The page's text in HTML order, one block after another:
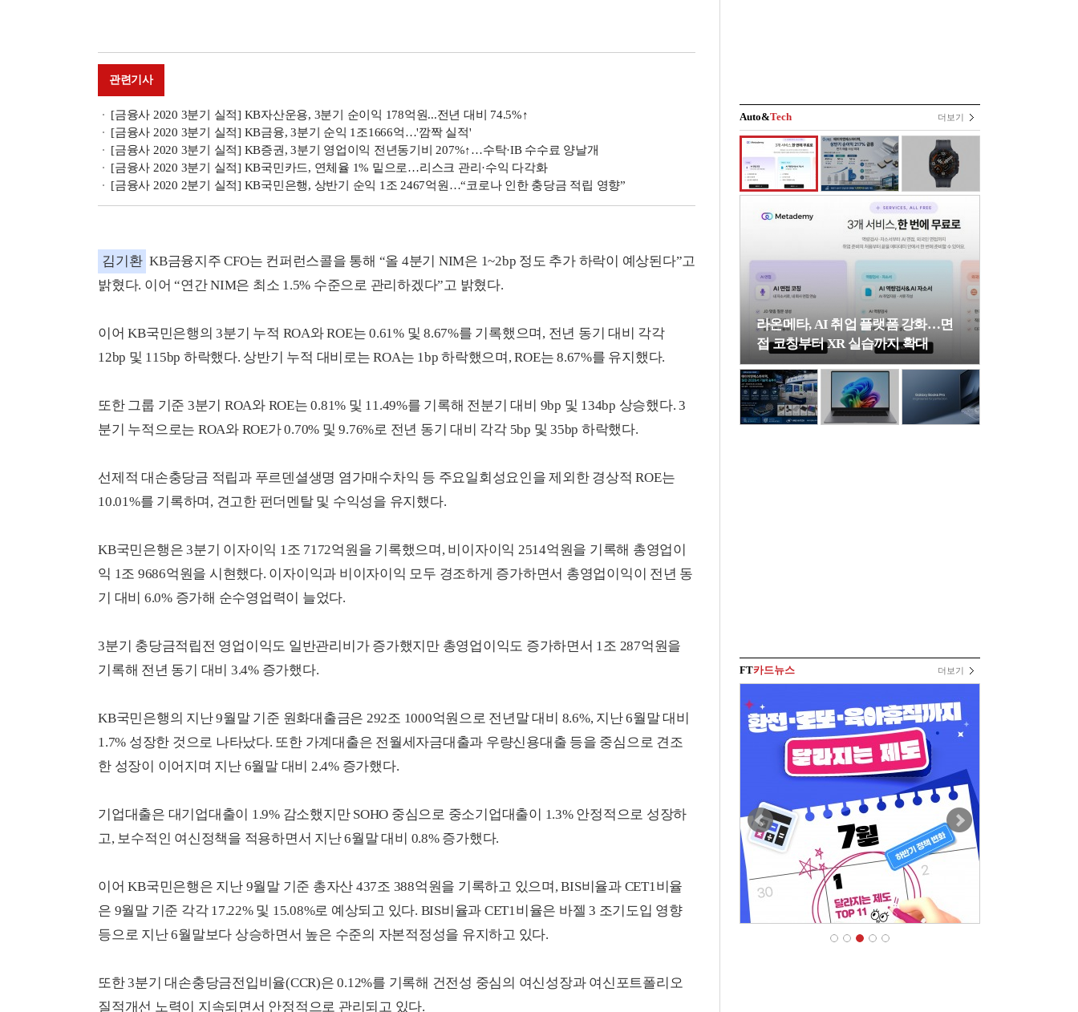
관련기사
[금융사 2020 3분기 실적] KB자산운용, 3분기 순이익 178억원...전년 대비 74.5%↑
[금융사 2020 3분기 실적] KB금융, 3분기 순익 1조1666억…'깜짝 실적'
[금융사 2020 3분기 실적] KB증권, 3분기 영업이익 전년동기비 207%↑…수탁·IB 수수료 양날개
[금융사 2020 3분기 실적] KB국민카드, 연체율 1% 밑으로…리스크 관리·수익 다각화
[금융사 2020 2분기 실적] KB국민은행, 상반기 순익 1조 2467억원…“코로나 인한 충당금 적립 영향”
김기환 KB금융지주 CFO는 컨퍼런스콜을 통해 “올 4분기 NIM은 1~2bp 정도 추가 하락이 예상된다”고
밝혔다. 이어 “연간 NIM은 최소 1.5% 수준으로 관리하겠다”고 밝혔다.
이어 KB국민은행의 3분기 누적 ROA와 ROE는 0.61% 및 8.67%를 기록했으며, 전년 동기 대비 각각
12bp 및 115bp 하락했다. 상반기 누적 대비로는 ROA는 1bp 하락했으며, ROE는 8.67%를 유지했다.
또한 그룹 기준 3분기 ROA와 ROE는 0.81% 및 11.49%를 기록해 전분기 대비 9bp 및 134bp 상승했다. 3
분기 누적으로는 ROA와 ROE가 0.70% 및 9.76%로 전년 동기 대비 각각 5bp 및 35bp 하락했다.
선제적 대손충당금 적립과 푸르덴셜생명 염가매수차익 등 주요일회성요인을 제외한 경상적 ROE는
10.01%를 기록하며, 견고한 펀더멘탈 및 수익성을 유지했다.
KB국민은행은 3분기 이자이익 1조 7172억원을 기록했으며, 비이자이익 2514억원을 기록해 총영업이
익 1조 9686억원을 시현했다. 이자이익과 비이자이익 모두 경조하게 증가하면서 총영업이익이 전년 동
기 대비 6.0% 증가해 순수영업력이 늘었다.
3분기 충당금적립전 영업이익도 일반관리비가 증가했지만 총영업이익도 증가하면서 1조 287억원을
기록해 전년 동기 대비 3.4% 증가했다.
KB국민은행의 지난 9월말 기준 원화대출금은 292조 1000억원으로 전년말 대비 8.6%, 지난 6월말 대비
1.7% 성장한 것으로 나타났다. 또한 가계대출은 전월세자금대출과 우량신용대출 등을 중심으로 견조
한 성장이 이어지며 지난 6월말 대비 2.4% 증가했다.
기업대출은 대기업대출이 1.9% 감소했지만 SOHO 중심으로 중소기업대출이 1.3% 안정적으로 성장하
고, 보수적인 여신정책을 적용하면서 지난 6월말 대비 0.8% 증가했다.
이어 KB국민은행은 지난 9월말 기준 총자산 437조 388억원을 기록하고 있으며, BIS비율과 CET1비율
은 9월말 기준 각각 17.22% 및 15.08%로 예상되고 있다. BIS비율과 CET1비율은 바젤 3 조기도입 영향
등으로 지난 6월말보다 상승하면서 높은 수준의 자본적정성을 유지하고 있다.
또한 3분기 대손충당금전입비율(CCR)은 0.12%를 기록해 건전성 중심의 여신성장과 여신포트폴리오
질적개선 노력이 지속되면서 안정적으로 관리되고 있다.
Auto&Tech 더보기
라온메타, AI 취업 플랫폼 강화…면
접 코칭부터 XR 실습까지 확대
FT카드뉴스 더보기